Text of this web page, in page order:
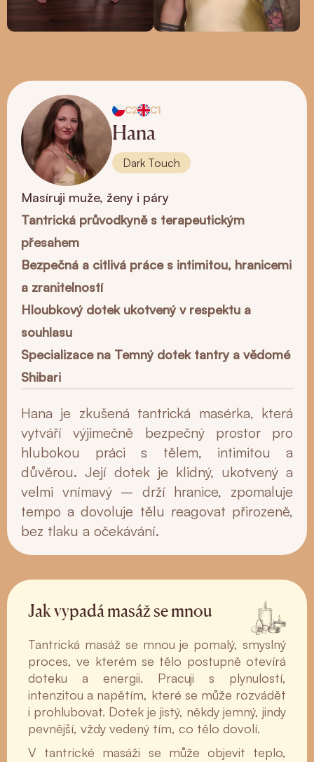
C2 C1
Hana
Dark Touch
Masíruji muže, ženy i páry
Tantrická průvodkyně s terapeutickým
přesahem
Bezpečná a citlivá práce s intimitou, hranicemi
a zranitelností
Hloubkový dotek ukotvený v respektu a
souhlasu
Specializace na Temný dotek tantry a vědomé
Shibari
Hana je zkušená tantrická masérka, která
vytváří výjimečně bezpečný prostor pro
hlubokou práci s tělem, intimitou a
důvěrou. Její dotek je klidný, ukotvený a
velmi vnímavý – drží hranice, zpomaluje
tempo a dovoluje tělu reagovat přirozeně,
bez tlaku a očekávání.
Jak vypadá masáž se mnou
Tantrická masáž se mnou je pomalý, smyslný
proces, ve kterém se tělo postupně otevírá
doteku a energii. Pracuji s plynulostí,
intenzitou a napětím, které se může rozvádět
i prohlubovat. Dotek je jistý, někdy jemný, jindy
pevnější, vždy vedený tím, co tělo dovolí.
V tantrické masáži se může objevit teplo,